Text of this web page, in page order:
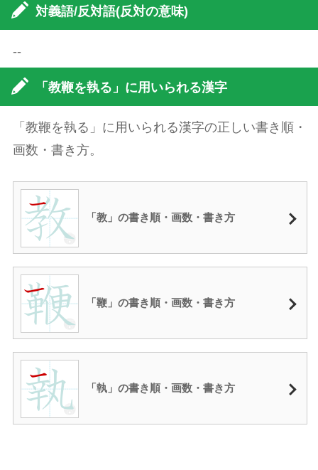
対義語/反対語(反対の意味)
--
「教鞭を執る」に用いられる漢字
「教鞭を執る」に用いられる漢字の正しい書き順・
画数・書き方。
「教」の書き順・画数・書き方
「鞭」の書き順・画数・書き方
「執」の書き順・画数・書き方